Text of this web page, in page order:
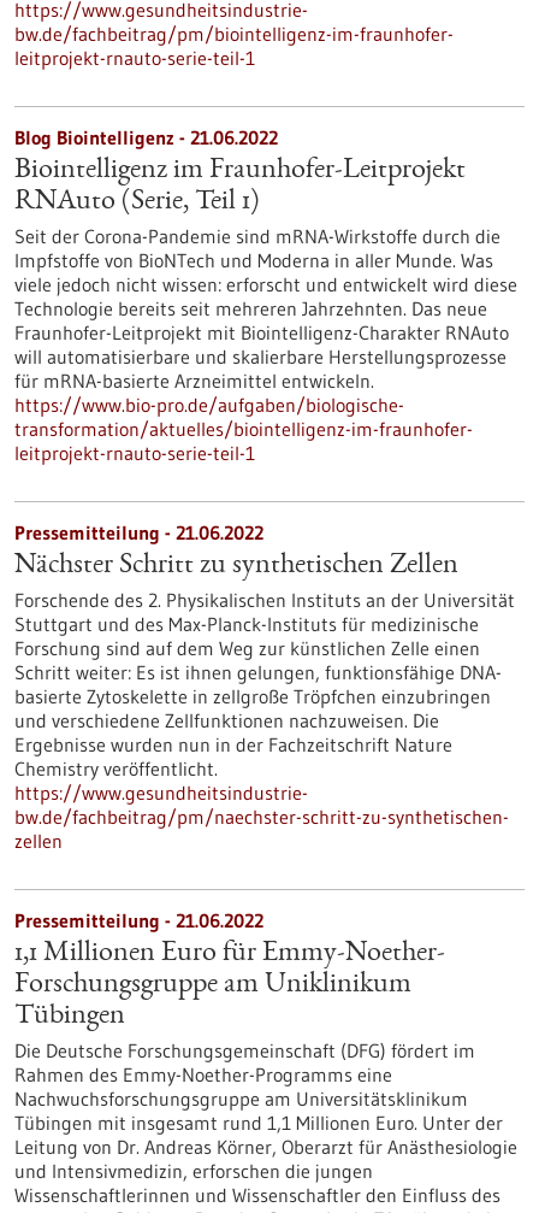
https://www.gesundheitsindustrie-
bw.de/fachbeitrag/pm/biointelligenz-im-fraunhofer-
leitprojekt-rnauto-serie-teil-1
Blog Biointelligenz - 21.06.2022
Biointelligenz im Fraunhofer-Leitprojekt
RNAuto (Serie, Teil 1)
Seit der Corona-Pandemie sind mRNA-Wirkstoffe durch die
Impfstoffe von BioNTech und Moderna in aller Munde. Was
viele jedoch nicht wissen: erforscht und entwickelt wird diese
Technologie bereits seit mehreren Jahrzehnten. Das neue
Fraunhofer-Leitprojekt mit Biointelligenz-Charakter RNAuto
will automatisierbare und skalierbare Herstellungsprozesse
für mRNA-basierte Arzneimittel entwickeln.
https://www.bio-pro.de/aufgaben/biologische-
transformation/aktuelles/biointelligenz-im-fraunhofer-
leitprojekt-rnauto-serie-teil-1
Pressemitteilung - 21.06.2022
Nächster Schritt zu synthetischen Zellen
Forschende des 2. Physikalischen Instituts an der Universität
Stuttgart und des Max-Planck-Instituts für medizinische
Forschung sind auf dem Weg zur künstlichen Zelle einen
Schritt weiter: Es ist ihnen gelungen, funktionsfähige DNA-
basierte Zytoskelette in zellgroße Tröpfchen einzubringen
und verschiedene Zellfunktionen nachzuweisen. Die
Ergebnisse wurden nun in der Fachzeitschrift Nature
Chemistry veröffentlicht.
https://www.gesundheitsindustrie-
bw.de/fachbeitrag/pm/naechster-schritt-zu-synthetischen-
zellen
Pressemitteilung - 21.06.2022
1,1 Millionen Euro für Emmy-Noether-
Forschungsgruppe am Uniklinikum
Tübingen
Die Deutsche Forschungsgemeinschaft (DFG) fördert im
Rahmen des Emmy-Noether-Programms eine
Nachwuchsforschungsgruppe am Universitätsklinikum
Tübingen mit insgesamt rund 1,1 Millionen Euro. Unter der
Leitung von Dr. Andreas Körner, Oberarzt für Anästhesiologie
und Intensivmedizin, erforschen die jungen
Wissenschaftlerinnen und Wissenschaftler den Einfluss des